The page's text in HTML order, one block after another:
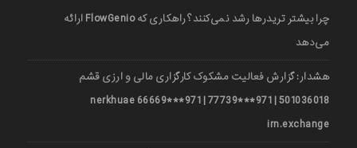
چرا بیشتر تریدرها رشد نمی‌کنند؟ راهکاری که FlowGenio ارائه
می‌دهد
هشدار: گزارش فعالیت مشکوک کارگزاری مالی و ارزی قشم
501036018 | 971***77739 | 971***66669 nerkhuae
irn.exchange